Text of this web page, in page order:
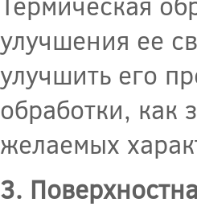
улучшения ее
улучшить его
обработки, как
желаемых
3.